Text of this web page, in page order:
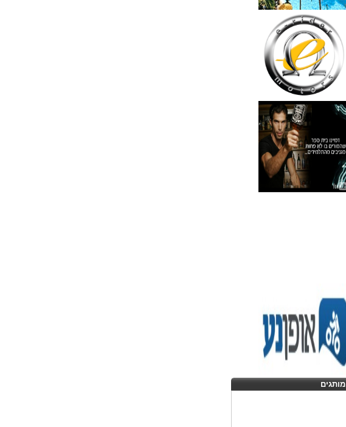
מידע נוסף
פינצטה לד מאירה
30
₪
מידע נוסף
איסי מיאקי לגבר L'eau D'issey
Pour Homme125ML by I
285
₪
מידע נוסף
מותגים